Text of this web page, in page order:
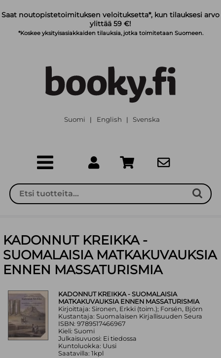
Saat noutopistetoimituksen veloituksetta*, kun tilauksesi arvo
ylittää 59 €!
*Koskee yksityisasiakkaiden tilauksia, jotka toimitetaan Suomeen.
Suomi | English | Svenska
KADONNUT KREIKKA -
SUOMALAISIA MATKAKUVAUKSIA
ENNEN MASSATURISMIA
KADONNUT KREIKKA - SUOMALAISIA
MATKAKUVAUKSIA ENNEN MASSATURISMIA
Kirjoittaja: Sironen, Erkki (toim.); Forsén, Björn
Kustantaja: Suomalaisen Kirjallisuuden Seura
ISBN: 9789517466967
Kieli: Suomi
Julkaisuvuosi: Ei tiedossa
Kuntoluokka: Uusi
Saatavilla: 1kpl